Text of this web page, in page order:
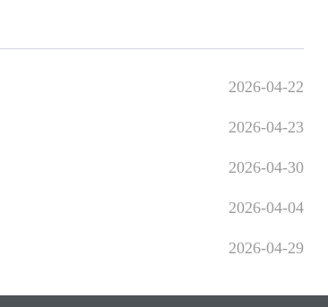
2026-04-22
2026-04-23
2026-04-30
2026-04-04
2026-04-29